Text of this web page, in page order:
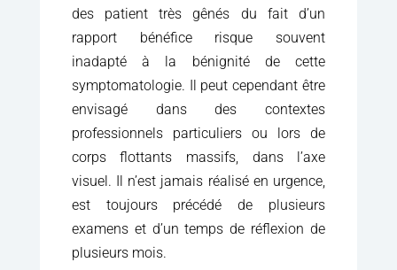
des patient très gênés du fait d’un
rapport bénéfice risque souvent
inadapté à la bénignité de cette
symptomatologie. Il peut cependant être
envisagé dans des contextes
professionnels particuliers ou lors de
corps flottants massifs, dans l’axe
visuel. Il n’est jamais réalisé en urgence,
est toujours précédé de plusieurs
examens et d’un temps de réflexion de
plusieurs mois.